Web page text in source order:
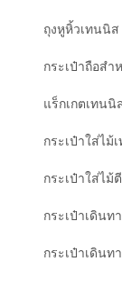
ถุงหูหิ้วเทนนิส
กระเป๋าถือสำ
แร็กเกตเทนนิ
กระเป๋าใส่ไม้
กระเป๋าใส่ไม้
กระเป๋าเดินท
กระเป๋าเดินท